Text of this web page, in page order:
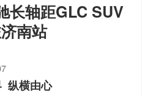
长轴距GLC SUV
南站
纵横由心